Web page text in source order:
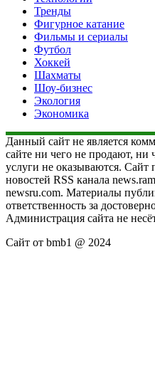
Тренды
Фигурное катание
Фильмы и сериалы
Футбол
Хоккей
Шахматы
Шоу-бизнес
Экология
Экономика
Данный сайт не является
сайте ни чего не продают, ни
услуги не оказываются. Сайт
новостей RSS канала
newsru.com. Материалы
ответственность за
Администрация сайта не
Сайт от bmb1 @ 2024